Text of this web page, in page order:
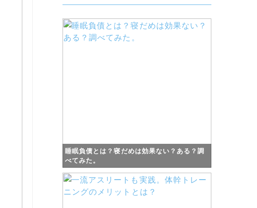
睡眠負債とは？寝だめは効果ない？ある？調
べてみた。